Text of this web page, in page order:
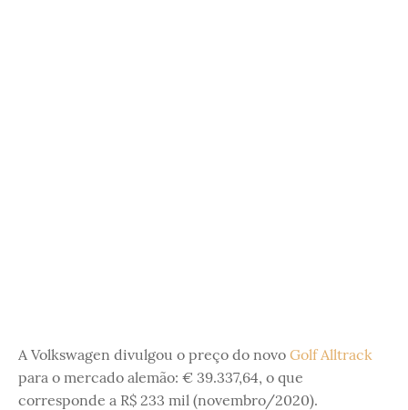
A Volkswagen divulgou o preço do novo Golf Alltrack
para o mercado alemão: € 39.337,64, o que
corresponde a R$ 233 mil (novembro/2020).